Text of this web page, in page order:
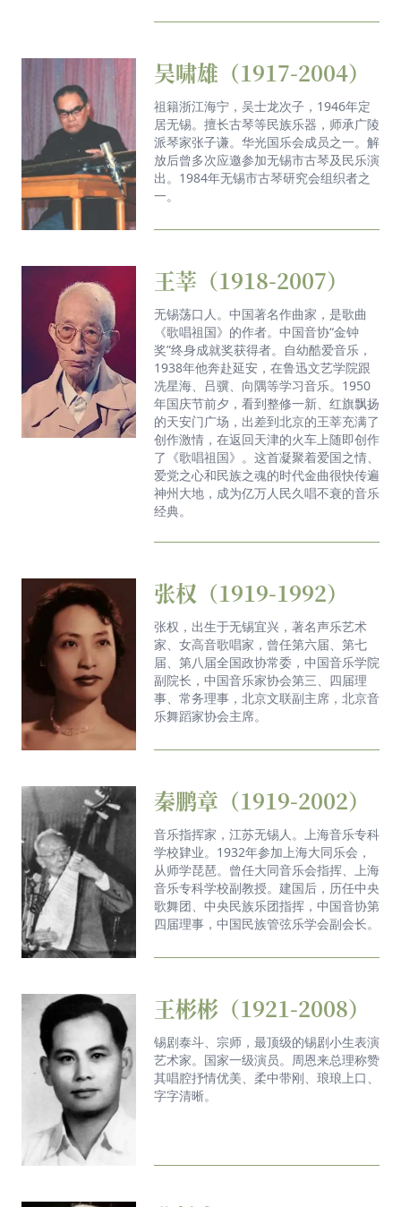
吴啸雄（1917-2004）
祖籍浙江海宁，吴士龙次子，1946年定
居无锡。擅长古琴等民族乐器，师承广陵
派琴家张子谦。华光国乐会成员之一。解
放后曾多次应邀参加无锡市古琴及民乐演
出。1984年无锡市古琴研究会组织者之
一。
王莘（1918-2007）
无锡荡口人。中国著名作曲家，是歌曲
《歌唱祖国》的作者。中国音协“金钟
奖”终身成就奖获得者。自幼酷爱音乐，
1938年他奔赴延安，在鲁迅文艺学院跟
冼星海、吕骥、向隅等学习音乐。1950
年国庆节前夕，看到整修一新、红旗飘扬
的天安门广场，出差到北京的王莘充满了
创作激情，在返回天津的火车上随即创作
了《歌唱祖国》。这首凝聚着爱国之情、
爱党之心和民族之魂的时代金曲很快传遍
神州大地，成为亿万人民久唱不衰的音乐
经典。
张权（1919-1992）
张权，出生于无锡宜兴，著名声乐艺术
家、女高音歌唱家，曾任第六届、第七
届、第八届全国政协常委，中国音乐学院
副院长，中国音乐家协会第三、四届理
事、常务理事，北京文联副主席，北京音
乐舞蹈家协会主席。
秦鹏章（1919-2002）
音乐指挥家，江苏无锡人。上海音乐专科
学校肄业。1932年参加上海大同乐会，
从师学琵琶。曾任大同音乐会指挥、上海
音乐专科学校副教授。建国后，历任中央
歌舞团、中央民族乐团指挥，中国音协第
四届理事，中国民族管弦乐学会副会长。
王彬彬（1921-2008）
锡剧泰斗、宗师，最顶级的锡剧小生表演
艺术家。国家一级演员。周恩来总理称赞
其唱腔抒情优美、柔中带刚、琅琅上口、
字字清晰。